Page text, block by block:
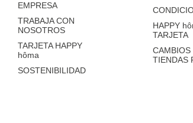
EMPRESA
TRABAJA CON
NOSOTROS
TARJETA HAPPY
hôma
SOSTENIBILIDAD
HAPPY
TARJETA
CAMBIOS
TIENDAS